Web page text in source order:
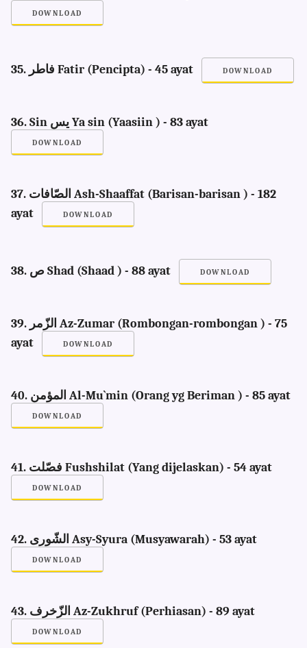
DOWNLOAD
35. فاطر Fatir (Pencipta) - 45 ayat DOWNLOAD
36. Sin يس Ya sin (Yaasiin ) - 83 ayat
DOWNLOAD
37. الصّافات Ash-Shaaffat (Barisan-barisan ) - 182
ayat
DOWNLOAD
38. ص Shad (Shaad ) - 88 ayat DOWNLOAD
39. الزّمر Az-Zumar (Rombongan-rombongan ) - 75
ayat
DOWNLOAD
40. المؤمن Al-Mu`min (Orang yg Beriman ) - 85 ayat
DOWNLOAD
41. فصّلت Fushshilat (Yang dijelaskan) - 54 ayat
DOWNLOAD
42. الشّورى Asy-Syura (Musyawarah) - 53 ayat
DOWNLOAD
43. الزّخرف Az-Zukhruf (Perhiasan) - 89 ayat
DOWNLOAD